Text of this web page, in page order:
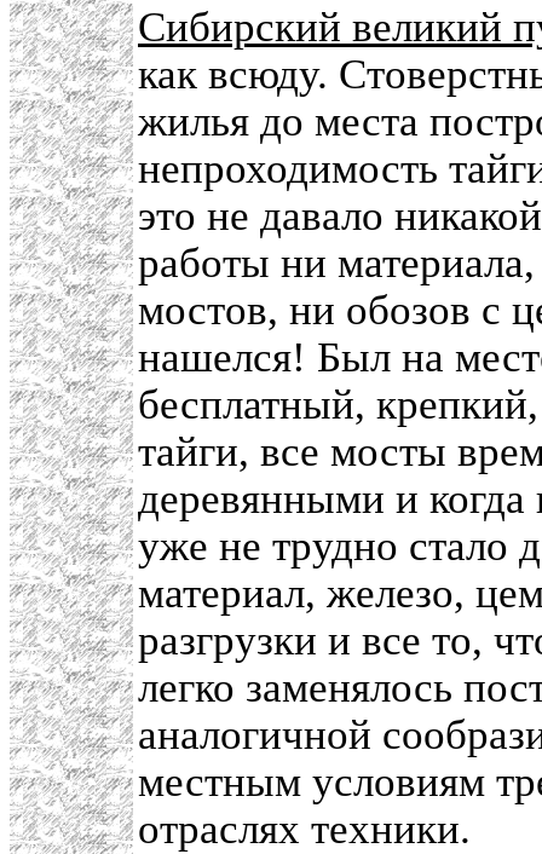
Сибирский великий
как всюду.
жилья до места
непроходимость
это не давало
работы ни
мостов, ни обозов с
нашелся! Был на
бесплатный,
тайги, все мосты
деревянными и
уже не трудно стало
материал, железо,
разгрузки и все то,
легко заменялось
аналогичной
местным условиям
отраслях техники.